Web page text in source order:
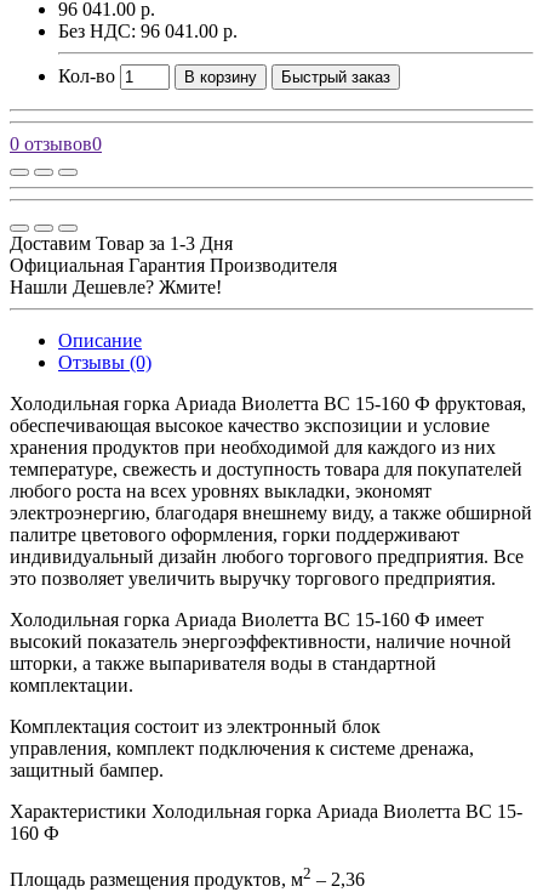
96 041.00 р.
Без НДС: 96 041.00 р.
Кол-во В корзину Быстрый заказ
0 отзывов0
Доставим Товар за 1-3 Дня
Официальная Гарантия Производителя
Нашли Дешевле? Жмите!
Описание
Отзывы (0)
Холодильная горка Ариада Виолетта ВС 15-160 Ф фруктовая,
обеспечивающая высокое качество экспозиции и условие
хранения продуктов при необходимой для каждого из них
температуре, свежесть и доступность товара для покупателей
любого роста на всех уровнях выкладки, экономят
электроэнергию, благодаря внешнему виду, а также обширной
палитре цветового оформления, горки поддерживают
индивидуальный дизайн любого торгового предприятия. Все
это позволяет увеличить выручку торгового предприятия.
Холодильная горка Ариада Виолетта ВС 15-160 Ф имеет
высокий показатель энергоэффективности, наличие ночной
шторки, а также выпаривателя воды в стандартной
комплектации.
Комплектация состоит из электронный блок
управления, комплект подключения к системе дренажа,
защитный бампер.
Характеристики Холодильная горка Ариада Виолетта ВС 15-
160 Ф
Площадь размещения продуктов, м2 – 2,36